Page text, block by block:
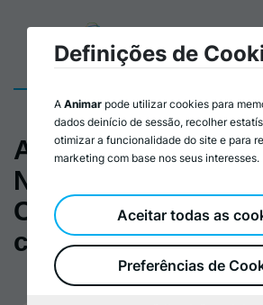
Alimentação
Nas Compras
Conclusões dos
com municípios
Definições de
A Animar pode utilizar cookies para
dados deinício de sessão, recolher
otimizar a funcionalidade do site e para
marketing com base nos seus interesses.
Preferências de
Aceitar todas as